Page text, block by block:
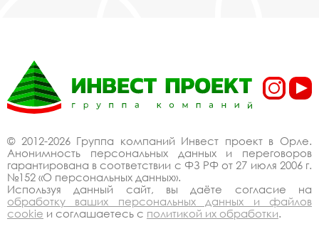
проекту.
Спецпредложение от
столы со скамьями для
детской игровой
площадки купить со
скидкой
© 2012-2026 Группа компаний Инвест проект в Орле.
Анонимность персональных данных и переговоров
гарантирована в соответствии с ФЗ РФ от 27 июля 2006 г.
№152 «О персональных данных».
Используя данный сайт, вы даёте согласие на
обработку ваших персональных данных и файлов
cookie и соглашаетесь с политикой их обработки